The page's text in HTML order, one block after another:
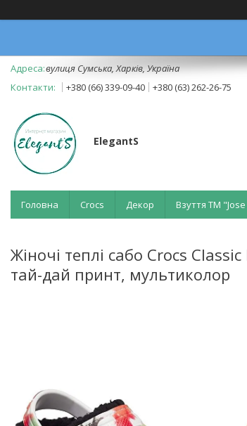
вулиця Сумська, Харків, Україна
+380 (66) 339-09-40
+380 (63) 262-26-75
ElegantS
Головна Crocs Декор Взуття ТМ
Жіночі теплі сабо Crocs
тай-дай принт, мультиколор